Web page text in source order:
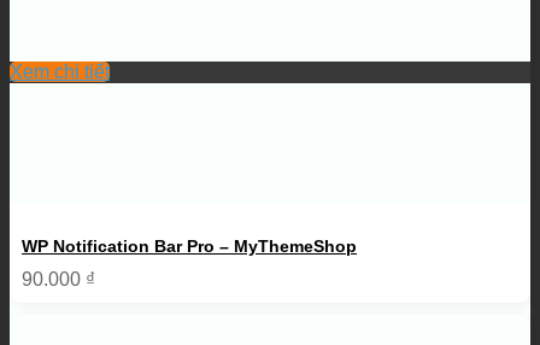
Xem chi tiết
WP Notification Bar Pro – MyThemeShop
90.000 ₫